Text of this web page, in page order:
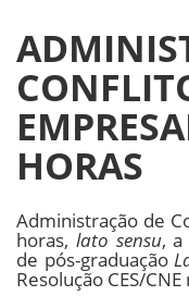
HORAS
Administração de
horas, lato sensu, a
de pós-graduação
Resolução CES/